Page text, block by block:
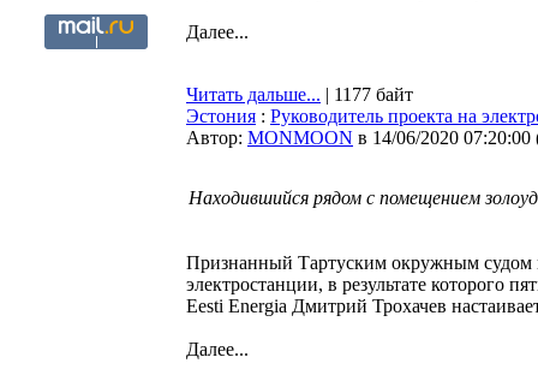
Далее...
Читать дальше... | 1177 байт
Эстония : Руководитель проекта на
Автор: MONMOON в 14/06/2020 07:20:00
Находившийся рядом с помещением
Признанный Тартуским окружным судом
электростанции, в результате которого
Eesti Energia Дмитрий Трохачев
Далее...